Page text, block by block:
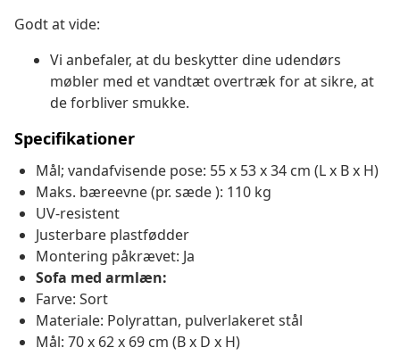
Godt at vide:
Vi anbefaler, at du beskytter dine udendørs
møbler med et vandtæt overtræk for at sikre, at
de forbliver smukke.
Specifikationer
Mål; vandafvisende pose: 55 x 53 x 34 cm (L x B x H)
Maks. bæreevne (pr. sæde ): 110 kg
UV-resistent
Justerbare plastfødder
Montering påkrævet: Ja
Sofa med armlæn:
Farve: Sort
Materiale: Polyrattan, pulverlakeret stål
Mål: 70 x 62 x 69 cm (B x D x H)